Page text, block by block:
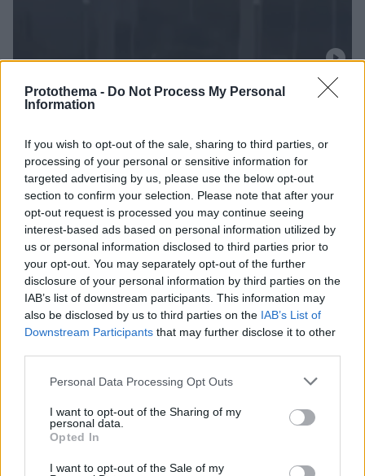
Protothema - Do Not Process My Personal
Information
If you wish to opt-out of the sale, sharing to third parties, or
processing of your personal or sensitive information for
targeted advertising by us, please use the below opt-out
section to confirm your selection. Please note that after your
opt-out request is processed you may continue seeing
interest-based ads based on personal information utilized by
us or personal information disclosed to third parties prior to
your opt-out. You may separately opt-out of the further
disclosure of your personal information by third parties on the
IAB’s list of downstream participants. This information may
also be disclosed by us to third parties on the IAB’s List of
Downstream Participants that may further disclose it to other
Please note that this website/app uses one or more Google
not limited to your visit or usage behaviour. You may click to
grant or deny consent to Google and its third-party tags to
use your data for below specified purposes in below Google
consent section.
Personal Data Processing Opt Outs
I want to opt-out of the Sharing of my
personal data.
Opted In
I want to opt-out of the Sale of my
Μερική αποχώρηση ρωσικών δυνάμεων από τη Συρία
Ρωσικές δυνάμεις φέρεται να έχουν ξεκινήσει τη
διαδικασία αποχώρησης από τη στρατιωτική βάση του
Καμισλί, με στρατιωτικό εξοπλισμό να φορτώνεται σε
μεταγωγικά αεροσκάφη - Η Μόσχα έχει παρουσία σε
τρεις βάσεις στη Συρία
26.01.2026, 14:45